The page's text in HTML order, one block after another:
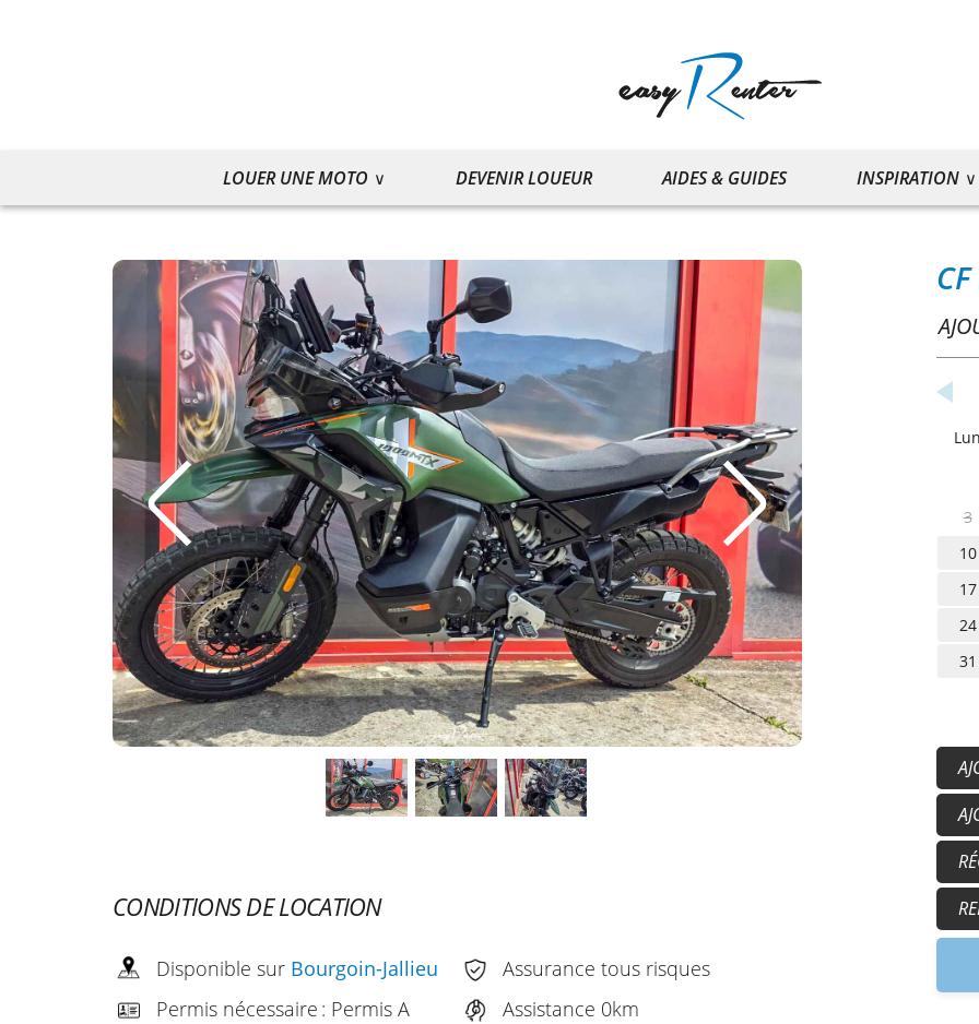
LOUER UNE MOTO DEVENIR LOUEUR AIDES & GUIDES INSPIRATION
CONDITIONS DE LOCATION
Disponible sur Bourgoin-Jallieu
Permis nécessaire : Permis A
Assurance tous risques
Assistance 0km
Lun
3
10
17
24
31